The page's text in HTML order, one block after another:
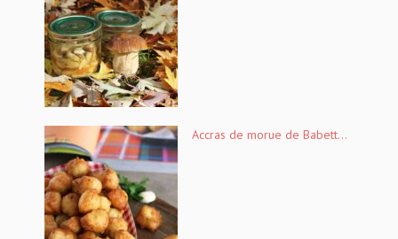
Accras de morue de Babett...